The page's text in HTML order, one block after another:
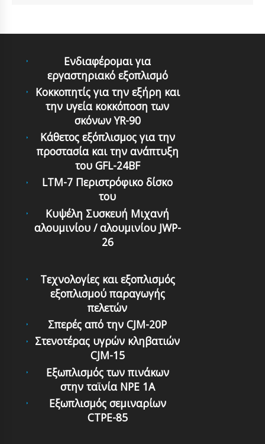
Ενδιαφέρομαι για
εργαστηριακό εξοπλισμό
Κοκκοπητίς για την εξήρη και
την υγεία κοκκόποση των
σκόνων YR-90
Κάθετος εξόπλισμος για την
προστασία και την ανάπτυξη
του GFL-24BF
LTM-7 Περιστρόφικo δίσκο
τoυ
Κυψέλη Συσκευή Μιχανή
αλουμινίου / αλουμινίου JWP-
26
Τεχνολογίες και εξοπλισμός
εξοπλισμού παραγωγής
πελετών
Σπερές από την CJM-20P
Στενοτέρας υγρών κληβατιών
CJM-15
Εξωπλισμός των πινάκων
στην ταϊνία NPE 1A
Εξωπλισμός σεμιναρίων
CTPE-85